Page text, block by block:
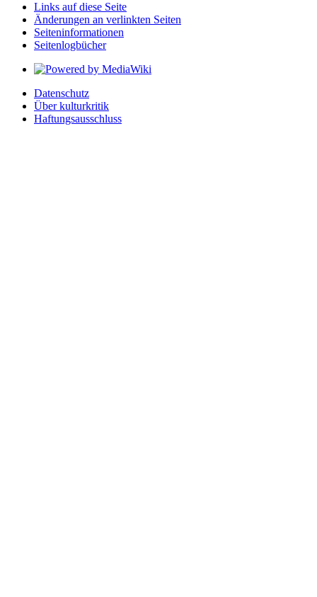
Links auf diese Seite
Änderungen an verlinkten Seiten
Seiten­­informationen
Seitenlogbücher
Datenschutz
Über kulturkritik
Haftungsausschluss